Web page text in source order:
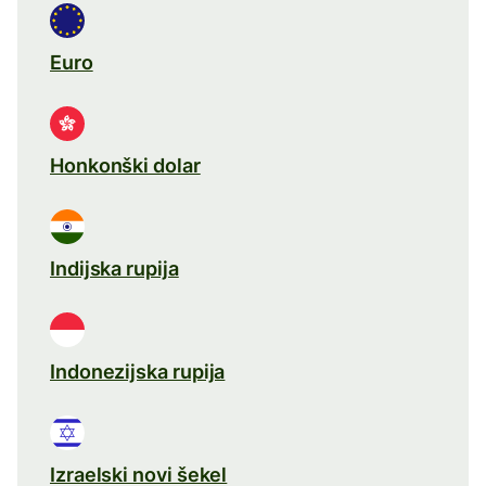
Euro
Honkonški dolar
Indijska rupija
Indonezijska rupija
Izraelski novi šekel